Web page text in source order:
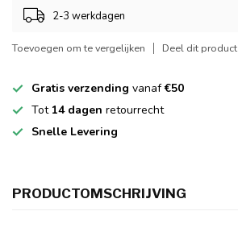
2-3 werkdagen
Toevoegen om te vergelijken Deel dit product
Gratis verzending vanaf€50
Tot 14 dagen retourrecht
Snelle Levering
PRODUCTOMSCHRIJVING